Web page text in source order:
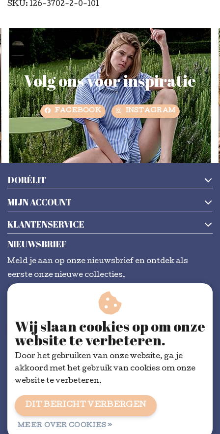
SKU: 126-3702-2-0-101
Volg ons voor inspiratie
FACEBOOK INSTAGRAM
DORÉLIT
MIJN ACCOUNT
KLANTENSERVICE
NIEUWSBRIEF
Meld je aan op onze nieuwsbrief en ontdek als
eerste onze nieuwe collecties.
ABONNEER
Algemene voorwaarden | RSS Feed
Wij slaan cookies op om onze
website te verbeteren.
Door het gebruiken van onze website, ga je
akkoord met het gebruik van cookies om onze
website te verbeteren.
DIT BERICHT VERBERGEN
MEER OVER COOKIES »